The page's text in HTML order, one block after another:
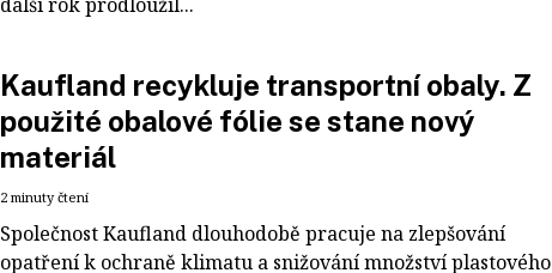
Kaufland recykluje transportní obaly. Z
použité obalové fólie se stane nový
materiál
2 minuty čtení
Společnost Kaufland dlouhodobě pracuje na zlepšování
opatření k ochraně klimatu a snižování množství plastového